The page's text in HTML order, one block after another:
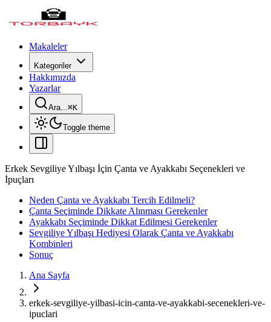
Makaleler
Kategoriler
Hakkımızda
Yazarlar
Ara...⌘K
Toggle theme
Erkek Sevgiliye Yılbaşı İçin Çanta ve Ayakkabı Seçenekleri ve
İpuçları
Neden Çanta ve Ayakkabı Tercih Edilmeli?
Çanta Seçiminde Dikkate Alınması Gerekenler
Ayakkabı Seçiminde Dikkat Edilmesi Gerekenler
Sevgiliye Yılbaşı Hediyesi Olarak Çanta ve Ayakkabı
Kombinleri
Sonuç
Ana Sayfa
erkek-sevgiliye-yilbasi-icin-canta-ve-ayakkabi-secenekleri-ve-
ipuclari